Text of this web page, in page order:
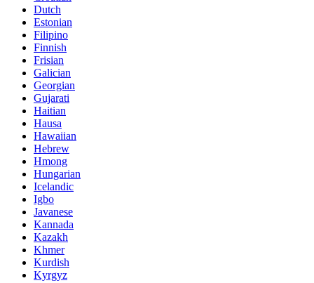
Dutch
Estonian
Filipino
Finnish
Frisian
Galician
Georgian
Gujarati
Haitian
Hausa
Hawaiian
Hebrew
Hmong
Hungarian
Icelandic
Igbo
Javanese
Kannada
Kazakh
Khmer
Kurdish
Kyrgyz